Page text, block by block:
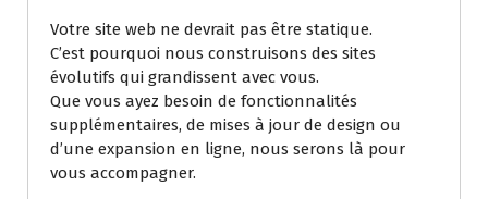
Votre site web ne devrait pas être statique.
C’est pourquoi nous construisons des sites
évolutifs qui grandissent avec vous.
Que vous ayez besoin de fonctionnalités
supplémentaires, de mises à jour de design ou
d’une expansion en ligne, nous serons là pour
vous accompagner.